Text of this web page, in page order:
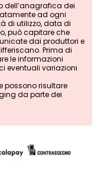
dell’anagrafica dei
ad ogni
di utilizzo, data di
può capitare che
dai produttori e
Prima di
le informazioni
eventuali variazioni
possono risultare
da parte dei